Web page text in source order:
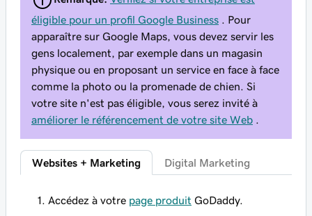
éligible pour un profil Google Business . Pour
apparaître sur Google Maps, vous devez servir les
gens localement, par exemple dans un magasin
physique ou en proposant un service en face à face
comme la photo ou la promenade de chien. Si
votre site n'est pas éligible, vous serez invité à
améliorer le référencement de votre site Web
Websites + Marketing Digital Marketing
Accédez à votre page produit GoDaddy.